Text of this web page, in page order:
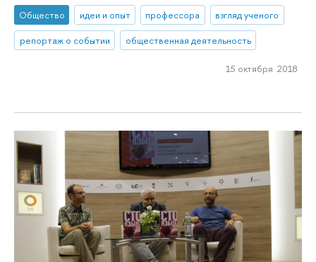
Общество идеи и опыт профессора
взгляд ученого
репортаж о событии
общественная деятельность
15 октября 2018